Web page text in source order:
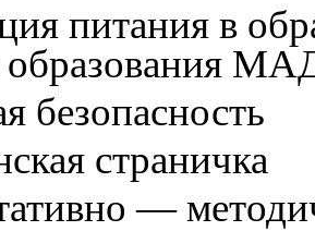
питания в
образования
безопасность
страничка
—